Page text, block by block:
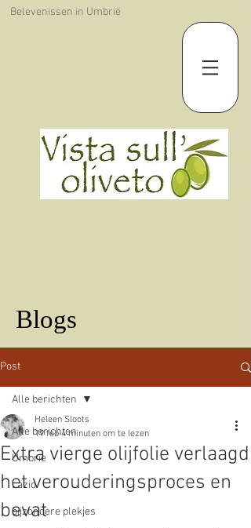
Belevenissen in Umbrië
Blogs
Post
Alle berichten
Umbrie
Lazio
bijzondere plekjes
Alle berichten
Extra vierge olijfolie verlaagd
het verouderingsproces en
bevat
Heleen Sloots
19 feb 4 minuten om te lezen